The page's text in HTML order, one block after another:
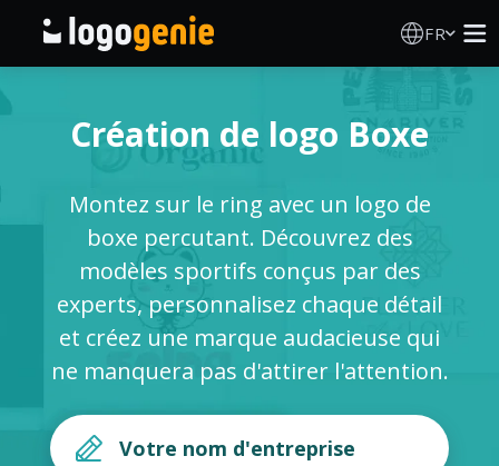
FR
Générateur de logo IA
Idées de logos
Produits imprimés
À propos
Création de logo Boxe
Montez sur le ring avec un logo de
boxe percutant. Découvrez des
modèles sportifs conçus par des
experts, personnalisez chaque détail
et créez une marque audacieuse qui
ne manquera pas d'attirer l'attention.